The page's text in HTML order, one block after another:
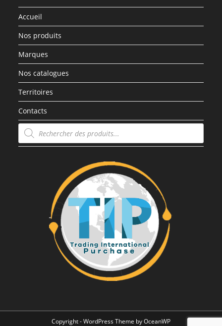
Accueil
Nos produits
Marques
Nos catalogues
Territoires
Contacts
Recherche
de
produits
Copyright - WordPress Theme by OceanWP